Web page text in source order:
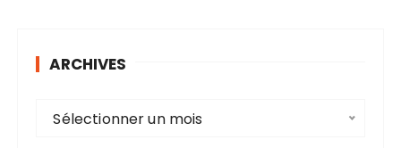
ARCHIVES
Sélectionner un mois